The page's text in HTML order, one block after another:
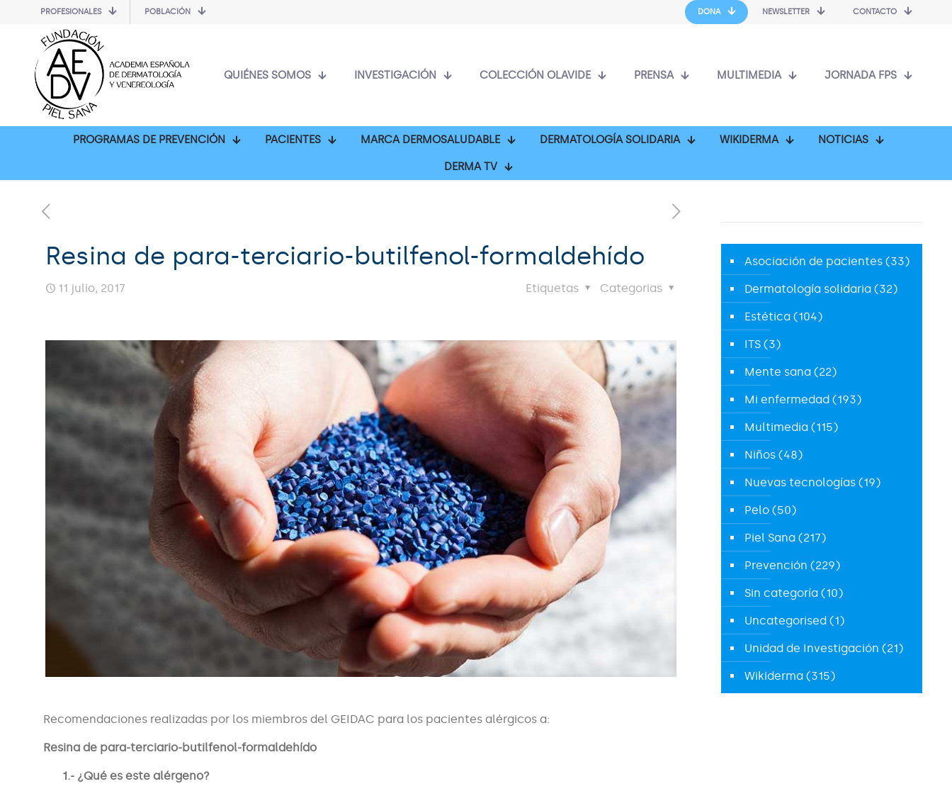
PROFESIONALES POBLACIÓN DONA NEWSLETTER CONTACTO
QUIÉNES SOMOS INVESTIGACIÓN COLECCIÓN OLAVIDE PRENSA MULTIMEDIA JORNADA FPS
PROGRAMAS DE PREVENCIÓN PACIENTES MARCA DERMOSALUDABLE DERMATOLOGÍA SOLIDARIA WIKIDERMA NOTICIAS
DERMA TV
Resina de para-terciario-butilfenol-formaldehído
11 julio, 2017 Categorias
Etiquetas
Recomendaciones realizadas por los miembros del GEIDAC para los pacientes alérgicos a:
Resina de para-terciario-butilfenol-formaldehído
1.- ¿Qué es este alérgeno?
Asociación de pacientes (33)
Dermatología solidaria (32)
Estética (104)
ITS (3)
Mente sana (22)
Mi enfermedad (193)
Multimedia (115)
Niños (48)
Nuevas tecnologías (19)
Pelo (50)
Piel Sana (217)
Prevención (229)
Sin categoría (10)
Uncategorised (1)
Unidad de Investigación (21)
Wikiderma (315)